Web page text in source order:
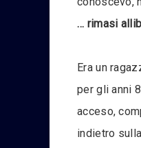
… rimasi
Era un
per gli anni
acceso,
indietro